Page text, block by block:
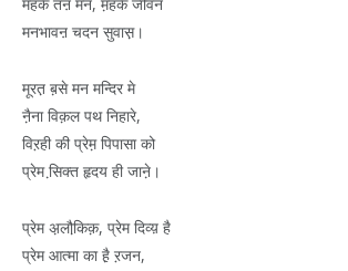
मनभावऩ चदन सुवास़।
मूरत़ ब़से मन मन्दिर मे
नै़ना विक़ल पथ निहारे,
विऱही की प्रेम़ पिपासा को
प्रेम सि़क्त हृदय ही जाने़।
प्रेम अ़लौकि़क़, प्रेम दिव्य़ है
प्रेम आत्मा का है़ ऱजन,